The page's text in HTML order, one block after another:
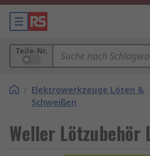
Teile-Nr.
/ Elektrowerkzeuge Löten &
Schweißen
Weller Lötzubehör